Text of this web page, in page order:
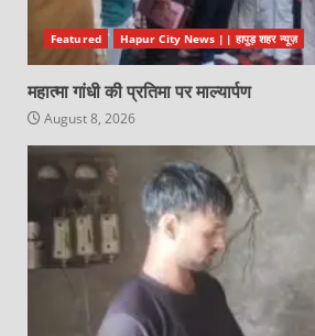
Featured Hapur City News || हापुड़ शहर न्यूज़
महात्मा गांधी की प्रतिमा पर माल्यार्पण
August 8, 2026